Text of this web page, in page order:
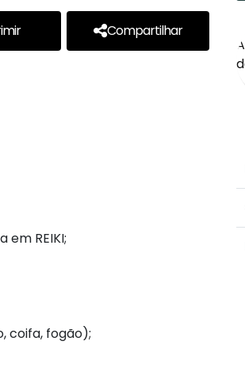
Compartilhar
REIKI;
coifa, fogão);